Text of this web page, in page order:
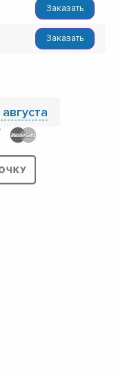
Заказать
Заказать